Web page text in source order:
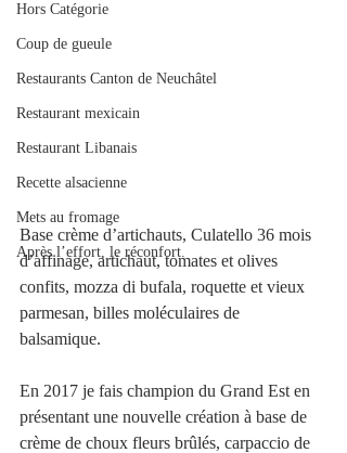
Hors Catégorie
Coup de gueule
Restaurants Canton de Neuchâtel
Restaurant mexicain
Restaurant Libanais
Recette alsacienne
Mets au fromage
Après l’effort, le réconfort.
Base crème d’artichauts, Culatello 36 mois
d’affinage, artichaut, tomates et olives
confits, mozza di bufala, roquette et vieux
parmesan, billes moléculaires de
balsamique.
En 2017 je fais champion du Grand Est en
présentant une nouvelle création à base de
crème de choux fleurs brûlés, carpaccio de